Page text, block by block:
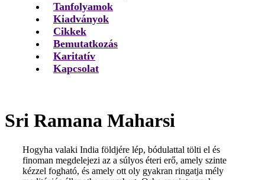
Tanfolyamok
Kiadványok
Cikkek
Bemutatkozás
Karitatív
Kapcsolat
Sri Ramana Maharsi
Hogyha valaki India földjére lép, bódulattal tölti el és
finoman megdelejezi az a súlyos éteri erő, amely szinte
kézzel fogható, és amely ott oly gyakran ringatja mély